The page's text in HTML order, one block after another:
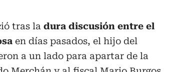
tras la dura discusión entre el
en días pasados, el hijo del
a un lado para apartar de la